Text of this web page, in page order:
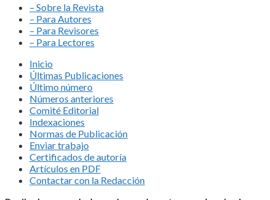
– Sobre la Revista
– Para Autores
– Para Revisores
– Para Lectores
Inicio
Últimas Publicaciones
Último número
Números anteriores
Comité Editorial
Indexaciones
Normas de Publicación
Enviar trabajo
Certificados de autoría
Artículos en PDF
Contactar con la Redacción